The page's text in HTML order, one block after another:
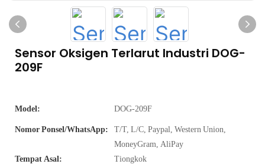
Sensor Oksigen Terlarut Industri DOG-
209F
Model: DOG-209F
Nomor Ponsel/WhatsApp:
T/T, L/C, Paypal, Western Union,
MoneyGram, AliPay
Tempat Asal:
Tiongkok